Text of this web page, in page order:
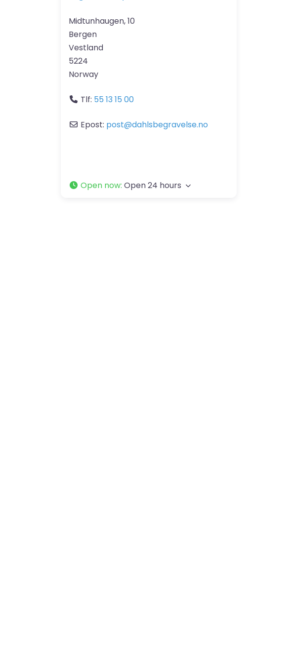
Midtunhaugen, 10
Bergen
Vestland
5224
Norway
Tlf: 55 13 15 00
Epost: post@dahlsbegravelse.no
Open now: Open 24 hours